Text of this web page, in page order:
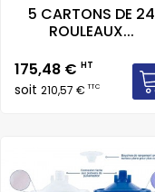
5 CARTONS DE 24
ROULEAUX...
Prix
175,48 € HT
soit 210,57 €TTC